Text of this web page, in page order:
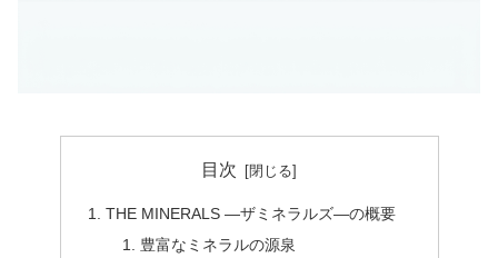
目次
THE MINERALS ―ザミネラルズ―の概要
豊富なミネラルの源泉